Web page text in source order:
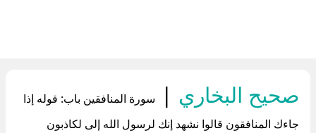
صحيح البخاري |
سورة المنافقين باب: قوله إذا
جاءك المنافقون قالوا نشهد إنك لرسول الله إلى لكاذبون